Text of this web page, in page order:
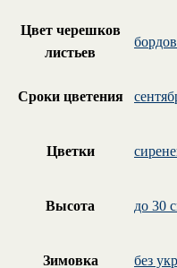
Цвет черешков
листьев
Сроки цветения
Цветки
Высота до 30
Зимовка без